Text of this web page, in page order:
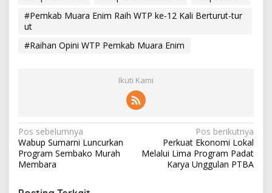
#Pemkab Muara Enim Raih WTP ke-12 Kali Berturut-tur
ut
#Raihan Opini WTP Pemkab Muara Enim
Ikuti Kami
N
a
v
i
Pos sebelumnya
Wabup Sumarni Luncurkan
Program Sembako Murah
Membara
Pos berikutnya
Perkuat Ekonomi Lokal
Melalui Lima Program Padat
Karya Unggulan PTBA